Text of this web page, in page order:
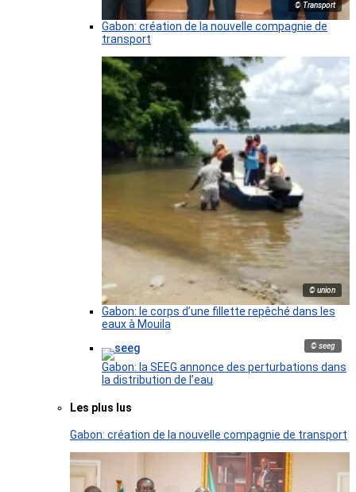
© Transport
Gabon: création de la nouvelle compagnie de
transport
© union
Gabon: le corps d’une fillette repêché dans les
eaux à Mouila
© seeg
Gabon: la SEEG annonce des perturbations dans
la distribution de l’eau
Les plus lus
Gabon: création de la nouvelle compagnie de transport